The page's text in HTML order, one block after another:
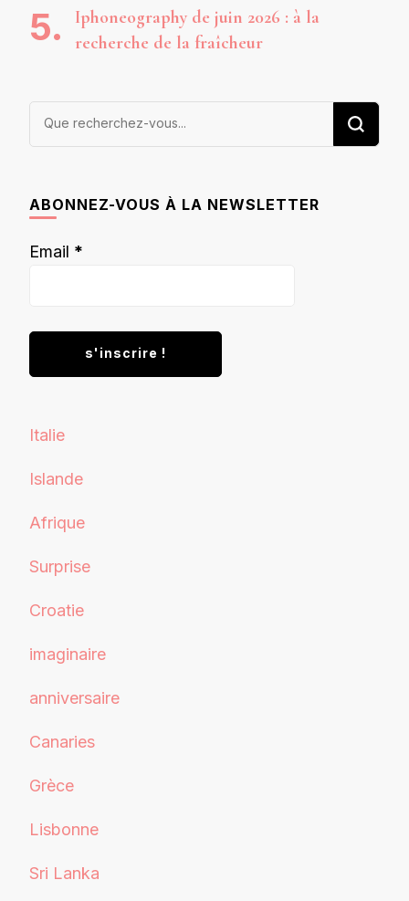
Iphoneography de juin 2026 : à la
recherche de la fraîcheur
Vous
ABONNEZ-VOUS À LA NEWSLETTER
Email *
Italie
Islande
Afrique
Surprise
Croatie
imaginaire
anniversaire
Canaries
Grèce
Lisbonne
Sri Lanka